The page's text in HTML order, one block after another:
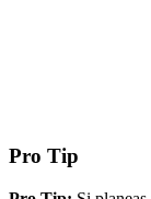
Pro Tip